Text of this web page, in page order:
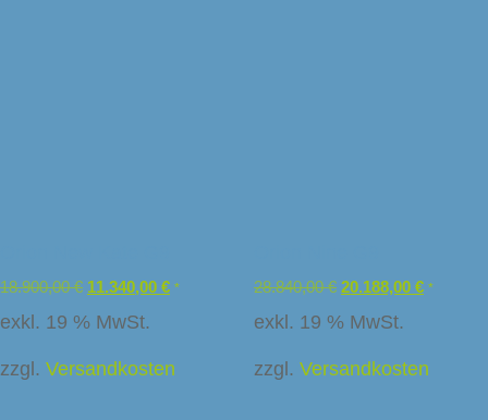
18.900,00€ 11.340,00 € *
exkl. 19 % MwSt.
zzgl. Versandkosten
28.840,00€ 20.188,00 € *
exkl. 19 % MwSt.
zzgl. Versandkosten